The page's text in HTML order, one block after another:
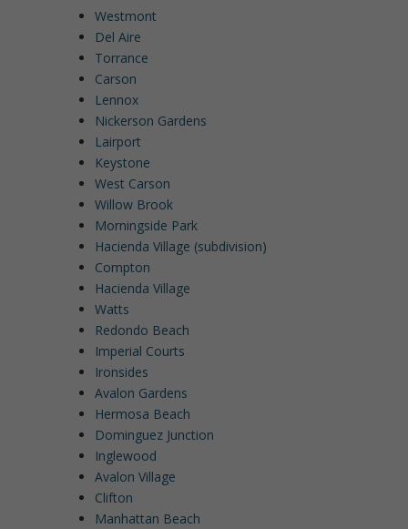
Westmont
Del Aire
Torrance
Carson
Lennox
Nickerson Gardens
Lairport
Keystone
West Carson
Willow Brook
Morningside Park
Hacienda Village (subdivision)
Compton
Hacienda Village
Watts
Redondo Beach
Imperial Courts
Ironsides
Avalon Gardens
Hermosa Beach
Dominguez Junction
Inglewood
Avalon Village
Clifton
Manhattan Beach